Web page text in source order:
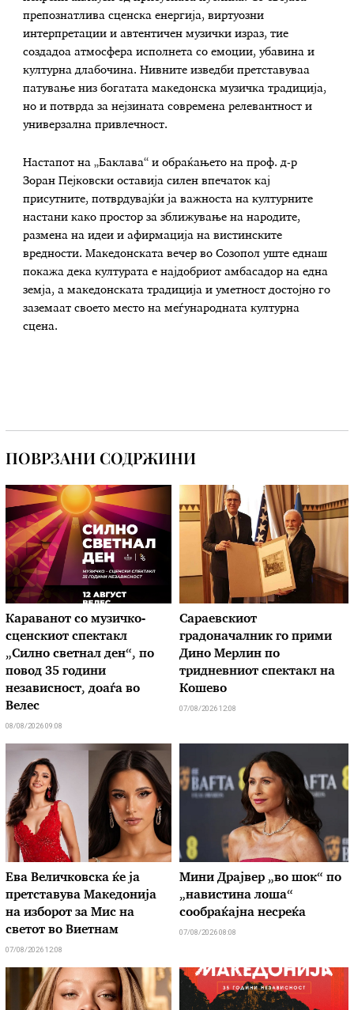
препознатлива сценска енергија, виртуозни
интерпретации и автентичен музички израз, тие
создадоа атмосфера исполнета со емоции, убавина и
културна длабочина. Нивните изведби претставуваа
патување низ богатата македонска музичка традиција,
но и потврда за нејзината современа релевантност и
универзална привлечност.
Настапот на „Баклава“ и обраќањето на проф. д-р
Зоран Пејковски оставија силен впечаток кај
присутните, потврдувајќи ја важноста на културните
настани како простор за зближување на народите,
размена на идеи и афирмација на вистинските
вредности. Македонската вечер во Созопол уште еднаш
покажа дека културата е најдобриот амбасадор на една
земја, а македонската традиција и уметност достојно го
заземаат своето место на меѓународната културна
сцена.
ПОВРЗАНИ СОДРЖИНИ
Караванот со музичкo-
сценскиот спектакл
„Силно светнал ден“, по
повод 35 години
независност, доаѓа во
Велес
08/08/2026 09:08
Сараевскиот
градоначалник го прими
Дино Мерлин по
тридневниот спектакл на
Кошево
07/08/2026 12:08
Ева Величковска ќе ја
претставува Македонија
на изборот за Мис на
светот во Виетнам
07/08/2026 12:08
Мини Драјвер „во шок“ по
„навистина лоша“
сообраќајна несреќа
07/08/2026 08:08